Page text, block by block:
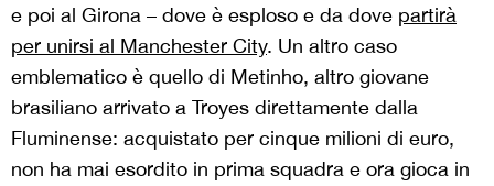
e poi al Girona – dove è esploso e da dove partirà
per unirsi al Manchester City. Un altro caso
emblematico è quello di Metinho, altro giovane
brasiliano arrivato a Troyes direttamente dalla
Fluminense: acquistato per cinque milioni di euro,
non ha mai esordito in prima squadra e ora gioca in